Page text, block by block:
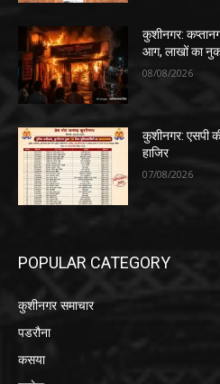
कुशीनगर:
आग, लाखों का
08/08/2026
कुशीनगर: एसपी
हाजिर
07/08/2026
POPULAR CATEGORY
कुशीनगर समाचार
पडरौना
कसया